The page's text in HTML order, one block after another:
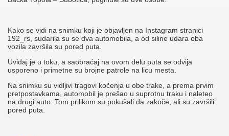
Kako se vidi na snimku koji je objavljen na Instagram stranici
192_rs, sudarila su se dva automobila, a od siline udara oba
vozila završila su pored puta.
Uviđaj je u toku, a saobraćaj na ovom delu puta se odvija
usporeno i primetne su brojne patrole na licu mesta.
Na snimku su vidljivi tragovi kočenja u obe trake, a prema prvim
pretpostavkama, automobil je prešao u suprotnu traku i naleteo
na drugi auto. Tom prilikom su pokušali da zakoče, ali su završili
pored puta.